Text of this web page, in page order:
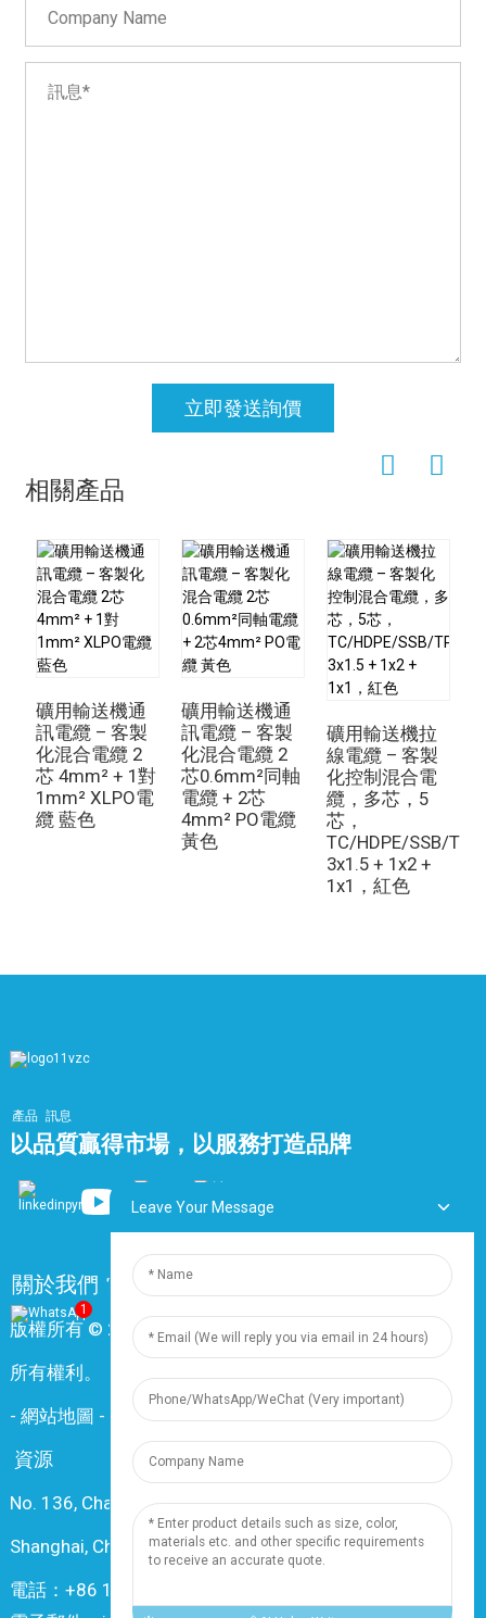
立即發送詢價
相關產品
礦用輸送機通
訊電纜 – 客製
化混合電纜 2
芯 4mm² + 1對
1mm² XLPO電
纜 藍色
礦用輸送機通
訊電纜 – 客製
化混合電纜 2
芯0.6mm²同軸
電纜 + 2芯
4mm² PO電纜
黃色
礦用輸送機拉
線電纜 – 客製
化控制混合電
纜，多芯，5
芯，
TC/HDPE/SSB/
3x1.5 + 1x2 +
1x1，紅色
產品 訊息
以品質贏得市場，以服務打造品牌
關於我們 常問問題
版權所有 © 2024 上海鼎尊電氣電纜股份有限公司。保留
所有權利。
- 網站地圖 - Resource
資源
No. 136, Changxiang Rd., Nanxiang Town, 201802,
Shanghai, China
電話：+86 18019377761
1
Leave Your Message